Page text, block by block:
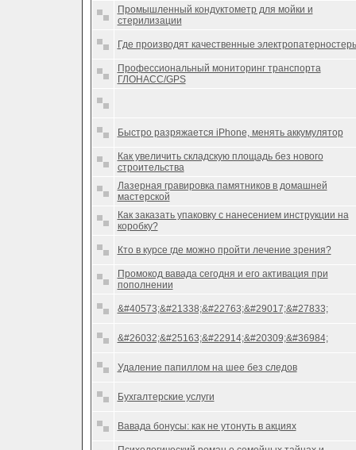
Промышленный кондуктометр для мойки и
стерилизации
Где производят качественные
Профессиональный мониторинг транспорта
ГЛОНАСС/GPS
Быстро разряжается iPhone, менять аккумулятор
Как увеличить складскую площадь без нового
строительства
Лазерная гравировка памятников в домашней
мастерской
Как заказать упаковку с нанесением инструкции на
коробку?
Кто в курсе где можно пройти лечение зрения?
Промокод вавада сегодня и его активация при
пополнении
&#40573;&#21338;&#22763;&#29017;&#27833;
&#26032;&#25163;&#22914;&#20309;&#36984;
Удаление папиллом на шее без следов
Бухгалтерские услуги
Вавада бонусы: как не утонуть в акциях